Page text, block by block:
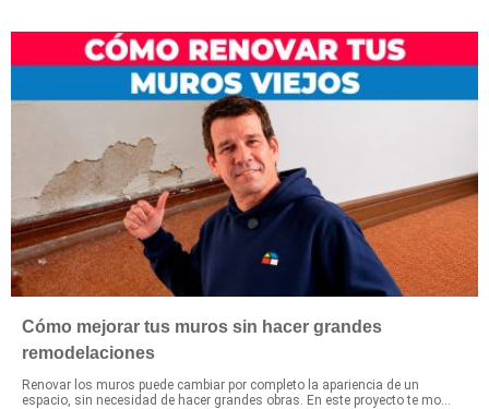
Cómo mejorar tus muros sin hacer grandes
remodelaciones
Renovar los muros puede cambiar por completo la apariencia de un
espacio, sin necesidad de hacer grandes obras. En este proyecto te mo...